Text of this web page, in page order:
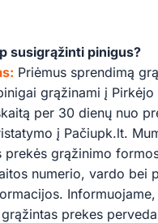
susigrąžinti pinigus?
Priėmus sprendimą
grąžinami į Pirkėjo
per 30 dienų nuo
į Pačiupk.lt.
prekės grąžinimo
numerio, vardo bei
prekes